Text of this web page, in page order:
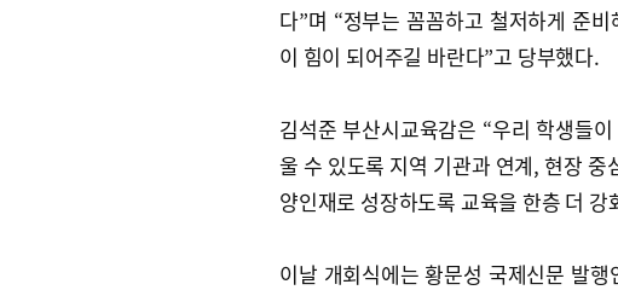
다”며 “정부는 꼼꼼하고 철저하게 준
이 힘이 되어주길 바란다”고 당부했다.
김석준 부산시교육감은 “우리 학생들
울 수 있도록 지역 기관과 연계, 현장 중
양인재로 성장하도록 교육을 한층 더 강
이날 개회식에는 황문성 국제신문 발